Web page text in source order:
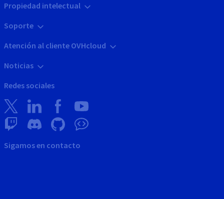
Propiedad intelectual
Soporte
Atención al cliente OVHcloud
Noticias
Redes sociales
Sigamos en contacto